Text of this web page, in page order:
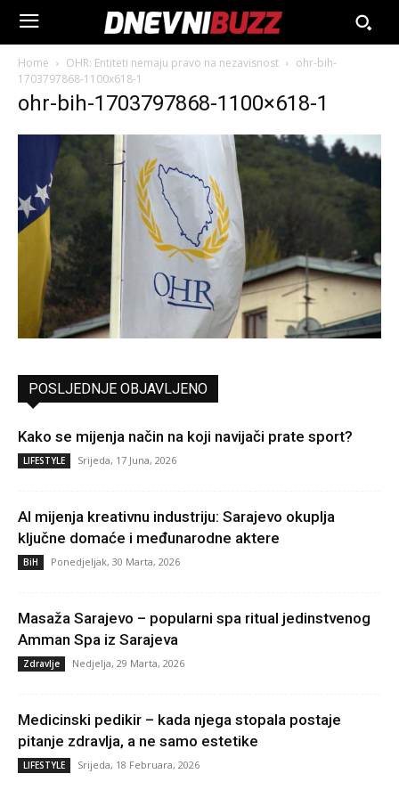
Home OHR: Entiteti nemaju pravo na nezavisnost
ohr-bih-
1703797868-1100x618-1
ohr-bih-1703797868-1100×618-1
POSLJEDNJE OBJAVLJENO
Kako se mijenja način na koji navijači prate sport?
LIFESTYLE Srijeda, 17 Juna, 2026
AI mijenja kreativnu industriju: Sarajevo okuplja
ključne domaće i međunarodne aktere
BiH Ponedjeljak, 30 Marta, 2026
Masaža Sarajevo – popularni spa ritual jedinstvenog
Amman Spa iz Sarajeva
Zdravlje Nedjelja, 29 Marta, 2026
Medicinski pedikir – kada njega stopala postaje
pitanje zdravlja, a ne samo estetike
LIFESTYLE Srijeda, 18 Februara, 2026